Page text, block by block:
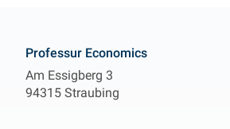
Professur Economics
Am Essigberg 3
94315 Straubing